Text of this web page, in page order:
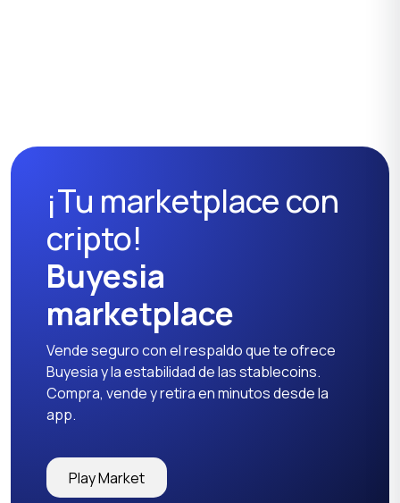
Camisetas y polos
Otro 1
¡Tu marketplace con
cripto!
Buyesia
marketplace
Vende seguro con el respaldo que te ofrece
Buyesia y la estabilidad de las stablecoins.
Compra, vende y retira en minutos desde la
app.
Play Market